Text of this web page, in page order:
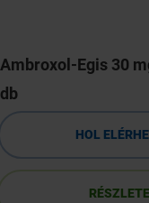
Ambroxol-Egis 30
db
HOL